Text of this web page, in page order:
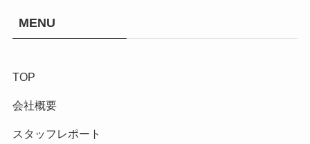
MENU
TOP
会社概要
スタッフレポート